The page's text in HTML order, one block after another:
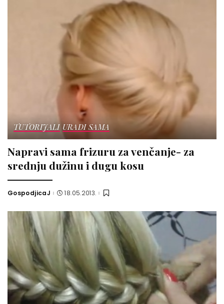
TUTORIJALI URADI SAMA
Napravi sama frizuru za venčanje- za
srednju dužinu i dugu kosu
Posted
GospodjicaJ 18.05.2013.